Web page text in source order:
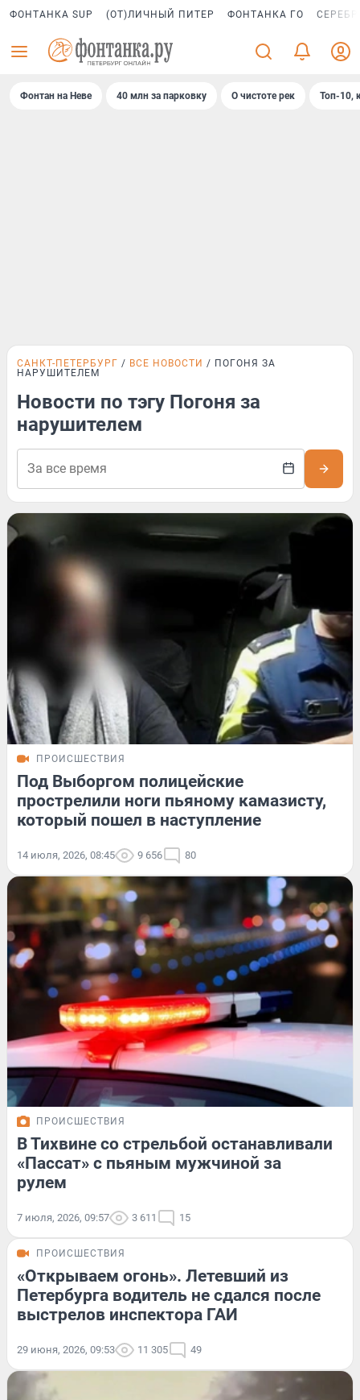
ФОНТАНКА SUP (ОТ)ЛИЧНЫЙ ПИТЕР ФОНТАНКА ГО
Фонтан на Неве 40 млн за парковку О чистоте рек Топ-10,
САНКТ-ПЕТЕРБУРГ ВСЕ НОВОСТИ
ПОГОНЯ ЗА
НАРУШИТЕЛЕМ
Новости по тэгу Погоня за
нарушителем
ПРОИСШЕСТВИЯ
Под Выборгом полицейские
прострелили ноги пьяному камазисту,
который пошел в наступление
14 июля, 2026, 08:45 9 656 80
ПРОИСШЕСТВИЯ
В Тихвине со стрельбой останавливали
«Пассат» с пьяным мужчиной за
рулем
7 июля, 2026, 09:57 3 611 15
ПРОИСШЕСТВИЯ
«Открываем огонь». Летевший из
Петербурга водитель не сдался после
выстрелов инспектора ГАИ
29 июня, 2026, 09:53 11 305 49